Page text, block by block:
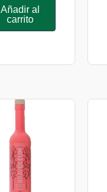
Añadir al
carrito